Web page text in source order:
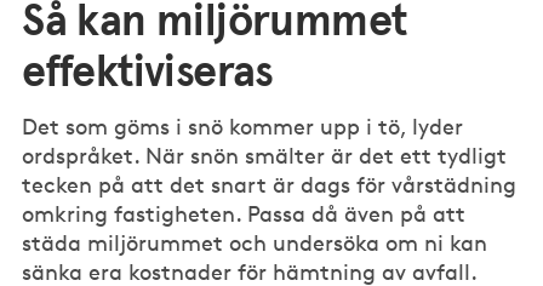
Så kan miljörummet
effektiviseras
Det som göms i snö kommer upp i tö, lyder
ordspråket. När snön smälter är det ett tydligt
tecken på att det snart är dags för vårstädning
omkring fastigheten. Passa då även på att
städa miljörummet och undersöka om ni kan
sänka era kostnader för hämtning av avfall.